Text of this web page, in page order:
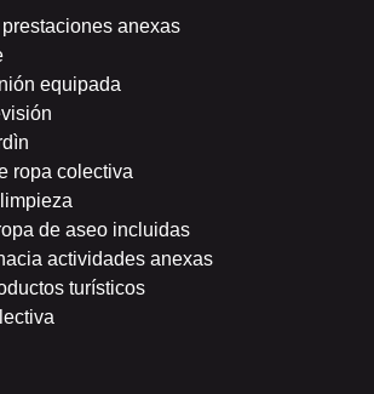
anexas
equipada
ropa colectiva
de aseo incluidas
actividades anexas
turísticos